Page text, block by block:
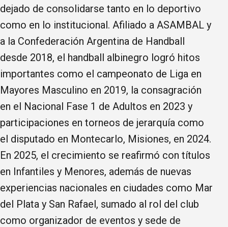
dejado de consolidarse tanto en lo deportivo
como en lo institucional. Afiliado a ASAMBAL y
a la Confederación Argentina de Handball
desde 2018, el handball albinegro logró hitos
importantes como el campeonato de Liga en
Mayores Masculino en 2019, la consagración
en el Nacional Fase 1 de Adultos en 2023 y
participaciones en torneos de jerarquía como
el disputado en Montecarlo, Misiones, en 2024.
En 2025, el crecimiento se reafirmó con títulos
en Infantiles y Menores, además de nuevas
experiencias nacionales en ciudades como Mar
del Plata y San Rafael, sumado al rol del club
como organizador de eventos y sede de